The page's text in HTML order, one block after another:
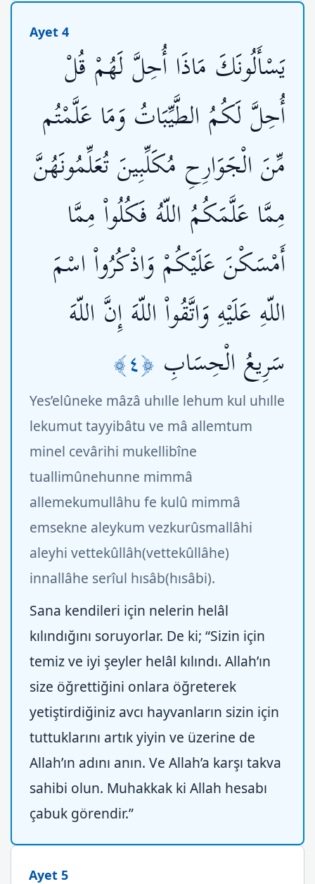
Ayet 4
يَسْأَلُونَكَ مَاذَا أُحِلَّ لَهُمْ قُلْ
أُحِلَّ لَكُمُ الطَّيِّبَاتُ وَمَا عَلَّمْتُم
مِّنَ الْجَوَارِحِ مُكَلِّبِينَ تُعَلِّمُونَهُنَّ
مِمَّا عَلَّمَكُمُ اللّهُ فَكُلُواْ مِمَّا
أَمْسَكْنَ عَلَيْكُمْ وَاذْكُرُواْ اسْمَ
اللّهِ عَلَيْهِ وَاتَّقُواْ اللّهَ إِنَّ اللّهَ
سَرِيعُ الْحِسَابِ ﴿٤﴾
Yes’elûneke mâzâ uhılle lehum kul uhılle
lekumut tayyibâtu ve mâ allemtum
minel cevârihi mukellibîne
tuallimûnehunne mimmâ
allemekumullâhu fe kulû mimmâ
emsekne aleykum vezkurûsmallâhi
aleyhi vettekûllâh(vettekûllâhe)
innallâhe serîul hısâb(hısâbi).
Sana kendileri için nelerin helâl
kılındığını soruyorlar. De ki; “Sizin için
temiz ve iyi şeyler helâl kılındı. Allah’ın
size öğrettiğini onlara öğreterek
yetiştirdiğiniz avcı hayvanların sizin için
tuttuklarını artık yiyin ve üzerine de
Allah’ın adını anın. Ve Allah’a karşı takva
sahibi olun. Muhakkak ki Allah hesabı
çabuk görendir.”
Ayet 5